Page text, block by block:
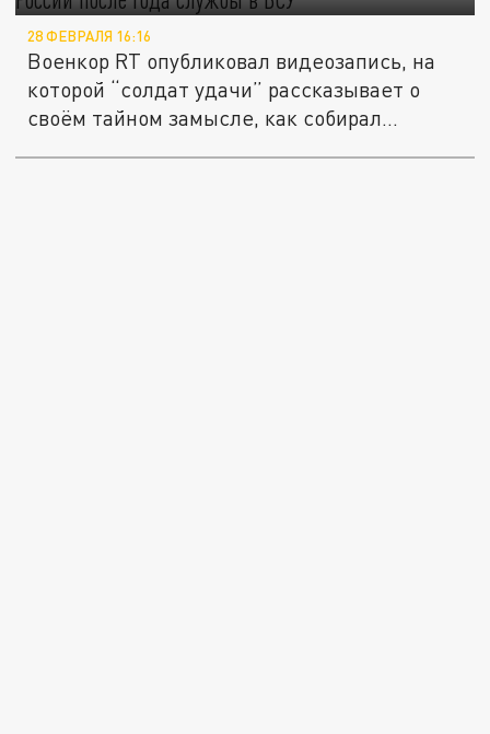
28 ФЕВРАЛЯ 16:16
Военкор RT опубликовал видеозапись, на
которой “солдат удачи” рассказывает о
своём тайном замысле, как собирал...